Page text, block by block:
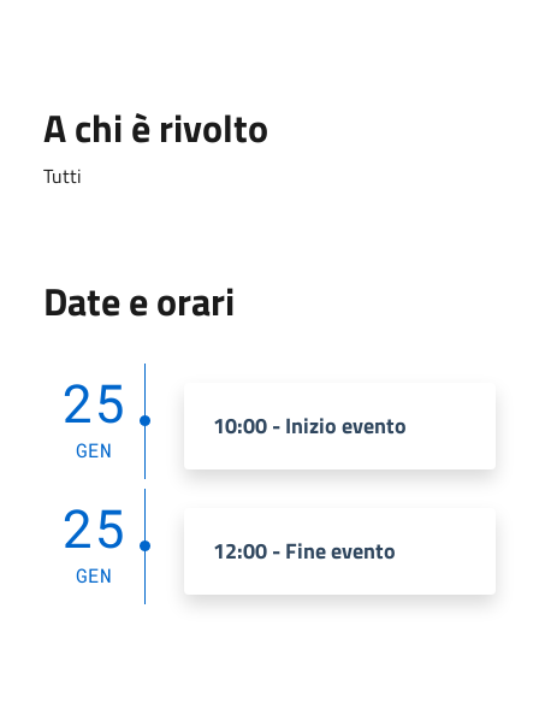
A chi è rivolto
Tutti
Date e orari
25
GEN
10:00 - Inizio evento
25
GEN
12:00 - Fine evento